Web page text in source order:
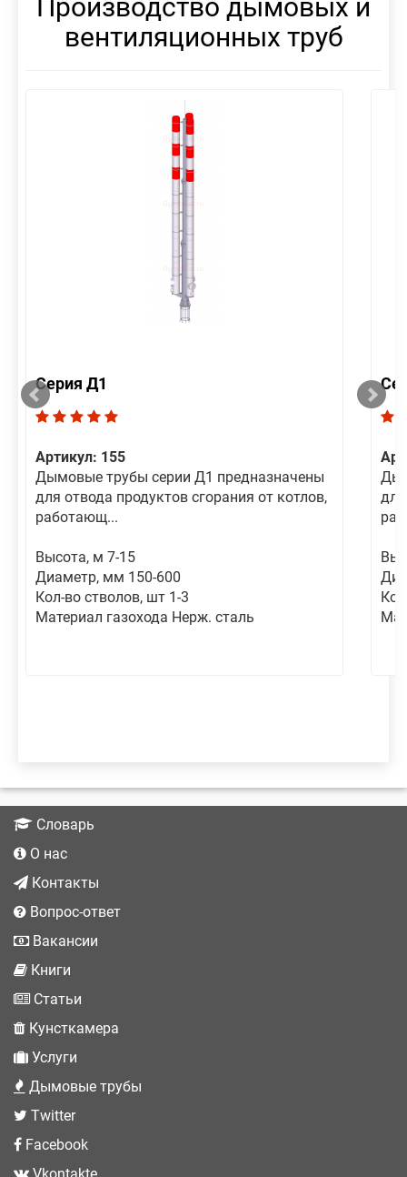
Производство дымовых и
вентиляционных труб
Серия Д1
Артикул: 155
Дымовые трубы серии Д1 предназначены
для отвода продуктов сгорания от котлов,
работающ...
Высота, м 7-15
Диаметр, мм 150-600
Кол-во стволов, шт 1-3
Материал газохода Нерж. сталь
Словарь
О нас
Контакты
Вопрос-ответ
Вакансии
Книги
Статьи
Кунсткамера
Услуги
Дымовые трубы
Twitter
Facebook